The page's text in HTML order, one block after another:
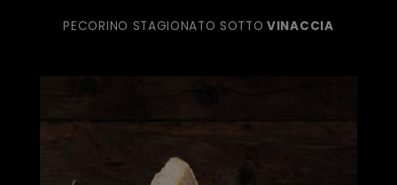
PECORINO STAGIONATO SOTTO VINACCIA